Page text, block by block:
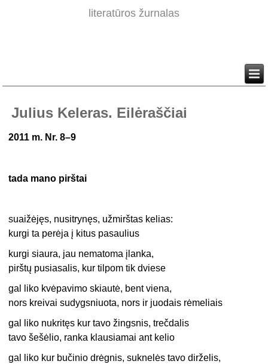
literatūros žurnalas
Julius Keleras. Eilėraščiai
2011 m. Nr. 8–9
tada mano pirštai
suaižėjęs, nusitrynęs, užmirštas kelias:
kurgi ta perėja į kitus pasaulius
kurgi siaura, jau nematoma įlanka,
pirštų pusiasalis, kur tilpom tik dviese
gal liko kvėpavimo skiautė, bent viena,
nors kreivai sudygsniuota, nors ir juodais rėmeliais
gal liko nukritęs kur tavo žingsnis, trečdalis
tavo šešėlio, ranka klausiamai ant kelio
gal liko kur bučinio drėgnis, suknelės tavo dirželis,